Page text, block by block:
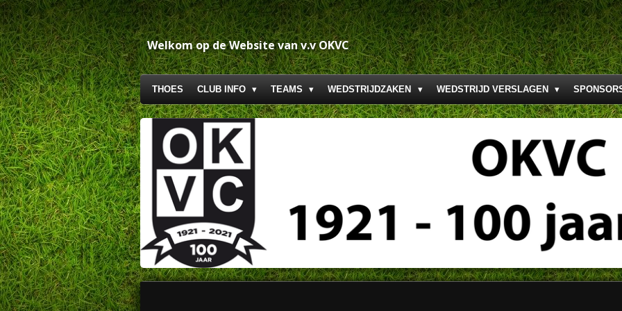
Ga
direct
naar
de
hoofdinhoud
Welkom op de Website van v.v OKVC
THOES CLUB INFO TEAMS WEDSTRIJDZAKEN WEDSTRIJD VERSLAGEN